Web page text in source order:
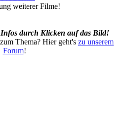
weiterer Filme!
durch Klicken auf das Bild!
Thema? Hier geht's zu unserem
Forum!